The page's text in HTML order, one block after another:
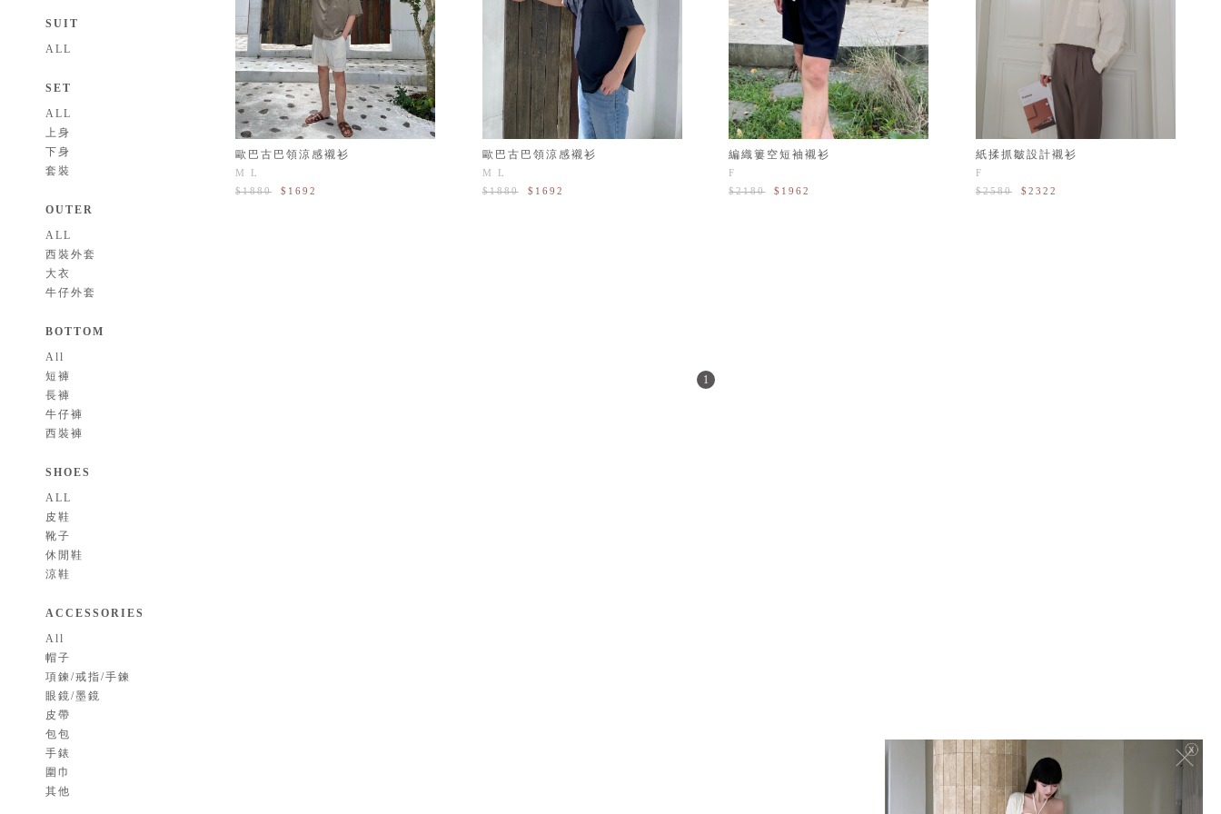
SUIT
ALL
SET
ALL
上身
下身
套裝
OUTER
ALL
西裝外套
大衣
牛仔外套
BOTTOM
All
短褲
長褲
牛仔褲
西裝褲
SHOES
ALL
皮鞋
靴子
休閒鞋
涼鞋
ACCESSORIES
All
帽子
項鍊/戒指/手鍊
眼鏡/墨鏡
皮帶
包包
手錶
圍巾
其他
歐巴古巴領涼感襯衫
M
L
$1880
$1692
歐巴古巴領涼感襯衫
M
L
$1880
$1692
編織簍空短袖襯衫
F
$2180
$1962
紙揉抓皺設計襯衫
F
$2580
$2322
1